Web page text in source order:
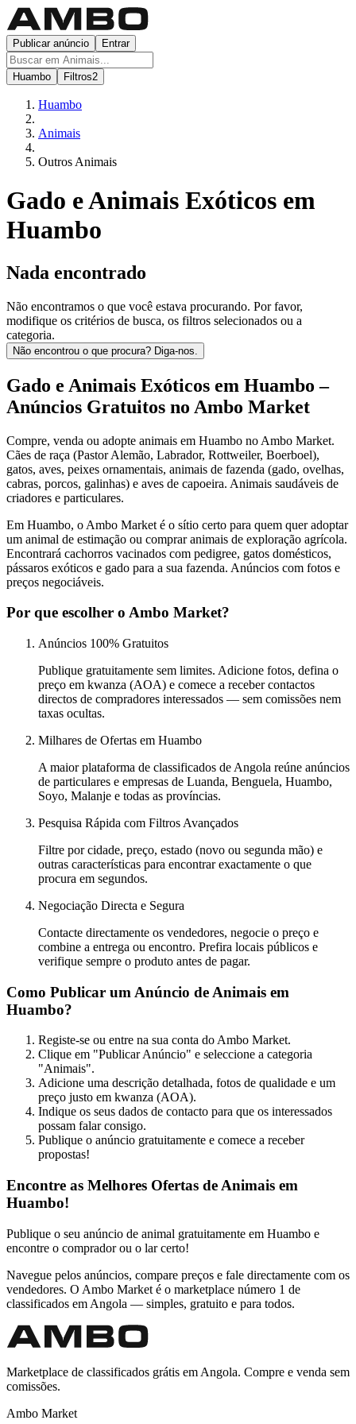
Publicar anúncio Entrar
Huambo Filtros2
Huambo
Animais
Outros Animais
Gado e Animais Exóticos em
Huambo
Nada encontrado
Não encontramos o que você estava procurando. Por favor,
modifique os critérios de busca, os filtros selecionados ou a
categoria.
Não encontrou o que procura? Diga-nos.
Gado e Animais Exóticos em Huambo –
Anúncios Gratuitos no Ambo Market
Compre, venda ou adopte animais em Huambo no Ambo Market.
Cães de raça (Pastor Alemão, Labrador, Rottweiler, Boerboel),
gatos, aves, peixes ornamentais, animais de fazenda (gado, ovelhas,
cabras, porcos, galinhas) e aves de capoeira. Animais saudáveis de
criadores e particulares.
Em Huambo, o Ambo Market é o sítio certo para quem quer adoptar
um animal de estimação ou comprar animais de exploração agrícola.
Encontrará cachorros vacinados com pedigree, gatos domésticos,
pássaros exóticos e gado para a sua fazenda. Anúncios com fotos e
preços negociáveis.
Por que escolher o Ambo Market?
Anúncios 100% Gratuitos
Publique gratuitamente sem limites. Adicione fotos, defina o
preço em kwanza (AOA) e comece a receber contactos
directos de compradores interessados — sem comissões nem
taxas ocultas.
Milhares de Ofertas em Huambo
A maior plataforma de classificados de Angola reúne anúncios
de particulares e empresas de Luanda, Benguela, Huambo,
Soyo, Malanje e todas as províncias.
Pesquisa Rápida com Filtros Avançados
Filtre por cidade, preço, estado (novo ou segunda mão) e
outras características para encontrar exactamente o que
procura em segundos.
Negociação Directa e Segura
Contacte directamente os vendedores, negocie o preço e
combine a entrega ou encontro. Prefira locais públicos e
verifique sempre o produto antes de pagar.
Como Publicar um Anúncio de Animais em
Huambo?
Registe-se ou entre na sua conta do Ambo Market.
Clique em "Publicar Anúncio" e seleccione a categoria
"Animais".
Adicione uma descrição detalhada, fotos de qualidade e um
preço justo em kwanza (AOA).
Indique os seus dados de contacto para que os interessados
possam falar consigo.
Publique o anúncio gratuitamente e comece a receber
propostas!
Encontre as Melhores Ofertas de Animais em
Huambo!
Publique o seu anúncio de animal gratuitamente em Huambo e
encontre o comprador ou o lar certo!
Navegue pelos anúncios, compare preços e fale directamente com os
vendedores. O Ambo Market é o marketplace número 1 de
classificados em Angola — simples, gratuito e para todos.
Marketplace de classificados grátis em Angola. Compre e venda sem
comissões.
Ambo Market